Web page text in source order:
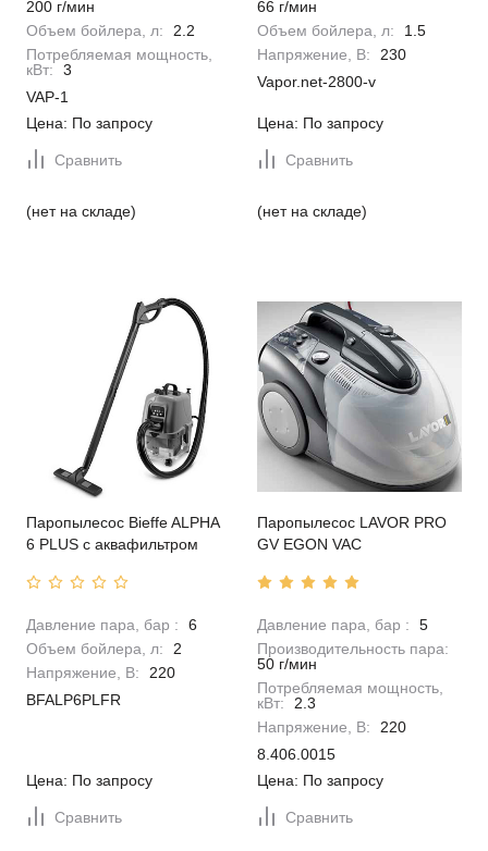
200 г/мин
Объем бойлера, л:
2.2
Потребляемая мощность,
кВт:
3
VAP-1
Цена: По запросу
Сравнить
(нет на складе)
66 г/мин
Объем бойлера, л:
1.5
Напряжение, В:
230
Vapor.net-2800-v
Цена: По запросу
Сравнить
(нет на складе)
Паропылесос Bieffe ALPHA
6 PLUS с аквафильтром
Давление пара, бар :
6
Объем бойлера, л:
2
Напряжение, В:
220
BFALP6PLFR
Цена: По запросу
Сравнить
Паропылесос LAVOR PRO
GV EGON VAC
Давление пара, бар :
5
Производительность пара:
50 г/мин
Потребляемая мощность,
кВт:
2.3
Напряжение, В:
220
8.406.0015
Цена: По запросу
Сравнить